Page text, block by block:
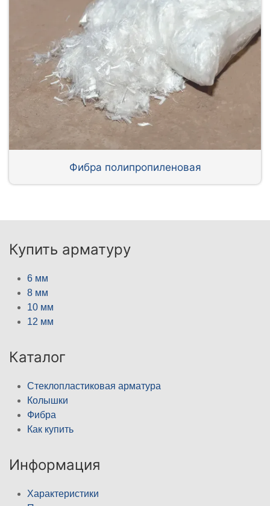
Фибра полипропиленовая
Купить арматуру
6 мм
8 мм
10 мм
12 мм
Каталог
Стеклопластиковая арматура
Колышки
Фибра
Как купить
Информация
Характеристики